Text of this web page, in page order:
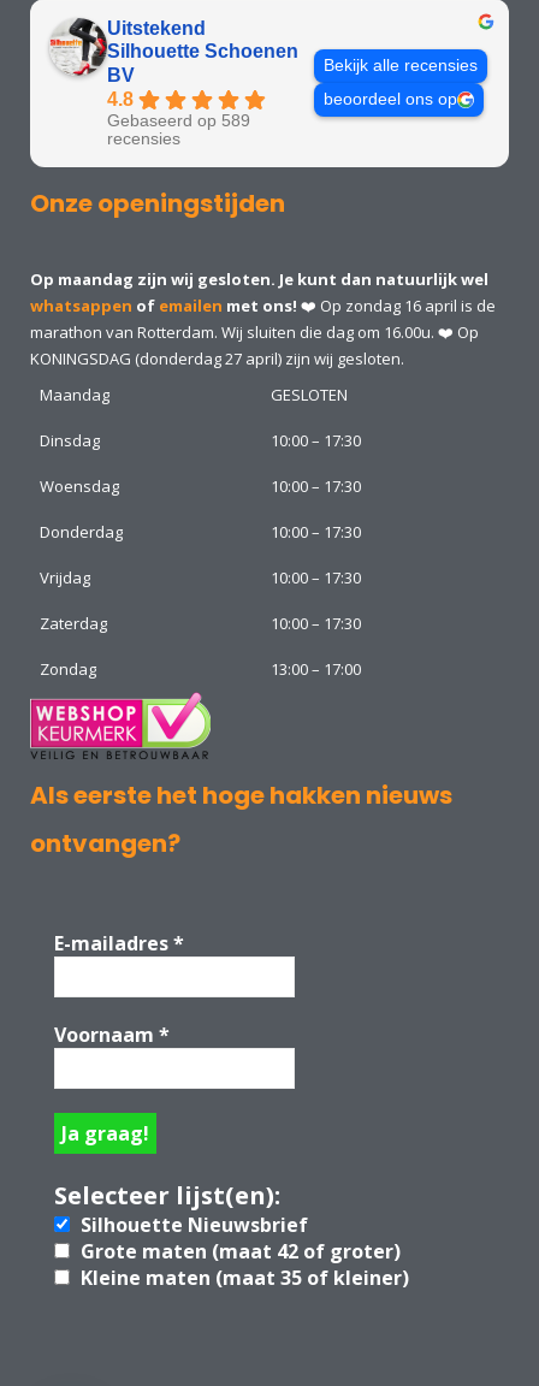
Uitstekend
Silhouette Schoenen
BV
4.8
Gebaseerd op 589
recensies
Bekijk alle recensies
beoordeel ons op
Onze openingstijden
Op maandag zijn wij gesloten. Je kunt dan natuurlijk wel
whatsappen of emailen met ons! ❤️ Op zondag 16 april is de
marathon van Rotterdam. Wij sluiten die dag om 16.00u. ❤️ Op
KONINGSDAG (donderdag 27 april) zijn wij gesloten.
Maandag
GESLOTEN
Dinsdag 10:00 – 17:30
Woensdag 10:00 – 17:30
Donderdag 10:00 – 17:30
Vrijdag 10:00 – 17:30
Zaterdag 10:00 – 17:30
Zondag 13:00 – 17:00
Als eerste het hoge hakken nieuws
ontvangen?
E-mailadres*
Voornaam *
Selecteer lijst(en):
Silhouette Nieuwsbrief
Grote maten (maat 42 of groter)
Kleine maten (maat 35 of kleiner)